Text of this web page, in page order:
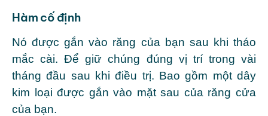
Hàm cố định
Nó được gắn vào răng của bạn sau khi tháo
mắc cài. Để giữ chúng đúng vị trí trong vài
tháng đầu sau khi điều trị. Bao gồm một dây
kim loại được gắn vào mặt sau của răng cửa
của bạn.